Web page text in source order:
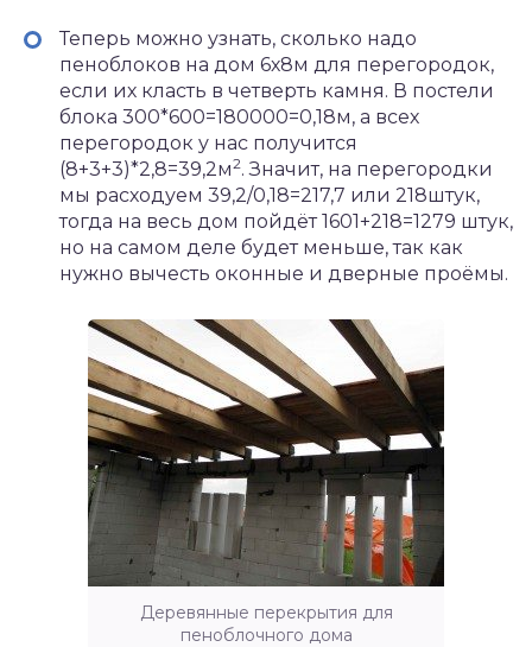
Теперь можно узнать, сколько надо
пеноблоков на дом 6х8м для перегородок,
если их класть в четверть камня. В постели
блока 300*600=180000=0,18м, а всех
перегородок у нас получится
(8+3+3)*2,8=39,2м2. Значит, на перегородки
мы расходуем 39,2/0,18=217,7 или 218штук,
тогда на весь дом пойдёт 1601+218=1279 штук,
но на самом деле будет меньше, так как
нужно вычесть оконные и дверные проёмы.
Деревянные перекрытия для
пеноблочного дома